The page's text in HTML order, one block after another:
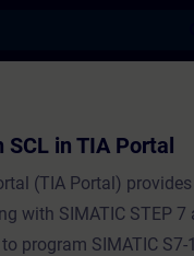
Portal -
in TIA Portal
(TIA Portal)
with SIMATIC STEP 7
program SIMATIC S7-